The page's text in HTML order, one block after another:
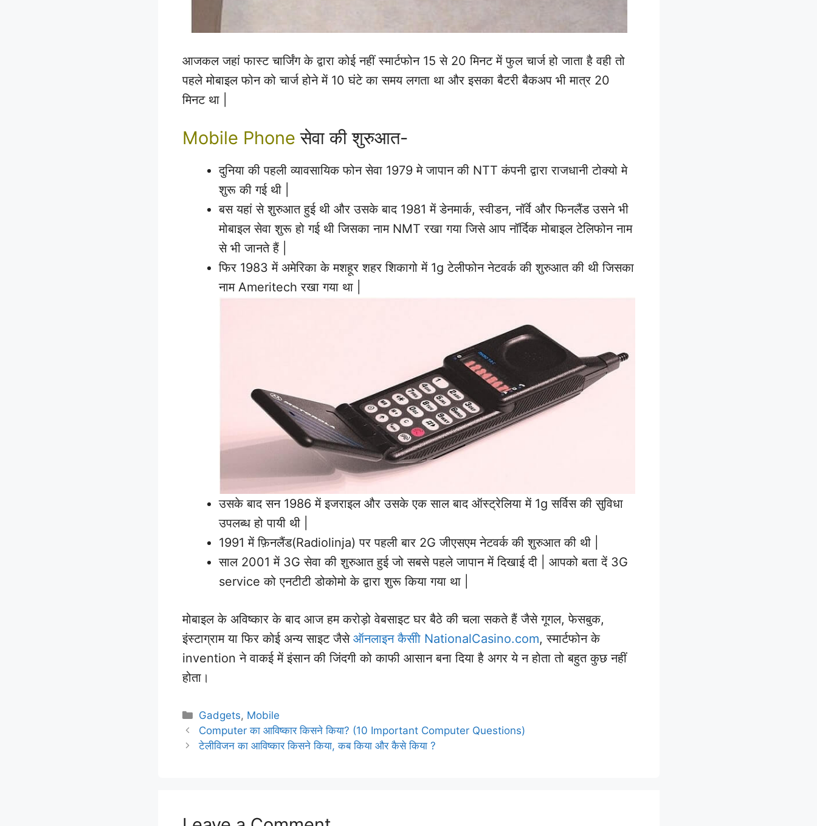
आजकल जहां फास्ट चार्जिंग के द्वारा कोई नहीं स्मार्टफोन 15 से 20 मिनट में फुल चार्ज हो जाता है वही तो
पहले मोबाइल फोन को चार्ज होने में 10 घंटे का समय लगता था और इसका बैटरी बैकअप भी मात्र 20
मिनट था |
Mobile Phone सेवा की शुरुआत-
दुनिया की पहली व्यावसायिक फोन सेवा 1979 मे जापान की NTT कंपनी द्वारा राजधानी टोक्यो मे
शुरू की गई थी |
बस यहां से शुरुआत हुई थी और उसके बाद 1981 में डेनमार्क, स्वीडन, नॉर्वे और फिनलैंड उसने भी
मोबाइल सेवा शुरू हो गई थी जिसका नाम NMT रखा गया जिसे आप नॉर्दिक मोबाइल टेलिफोन नाम
से भी जानते हैं |
फिर 1983 में अमेरिका के मशहूर शहर शिकागो में 1g टेलीफोन नेटवर्क की शुरुआत की थी जिसका
नाम Ameritech रखा गया था |
उसके बाद सन 1986 में इजराइल और उसके एक साल बाद ऑस्ट्रेलिया में 1g सर्विस की सुविधा
उपलब्ध हो पायी थी |
1991 में फ़िनलैंड(Radiolinja) पर पहली बार 2G जीएसएम नेटवर्क की शुरुआत की थी |
साल 2001 में 3G सेवा की शुरुआत हुई जो सबसे पहले जापान में दिखाई दी | आपको बता दें 3G
service को एनटीटी डोकोमो के द्वारा शुरू किया गया था |
मोबाइल के अविष्कार के बाद आज हम करोड़ो वेबसाइट घर बैठे की चला सकते हैं जैसे गूगल, फेसबुक,
इंस्टाग्राम या फिर कोई अन्य साइट जैसे ऑनलाइन कैसीो NationalCasino.com, स्मार्टफोन के
invention ने वाकई में इंसान की जिंदगी को काफी आसान बना दिया है अगर ये न होता तो बहुत कुछ नहीं
होता।
Categories
Gadgets, Mobile
Computer का आविष्कार किसने किया? (10 Important Computer Questions)
टेलीविजन का आविष्कार किसने किया, कब किया और कैसे किया ?